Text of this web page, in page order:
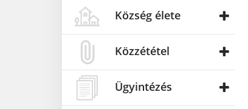
Község élete
Közzététel
Ügyintézés